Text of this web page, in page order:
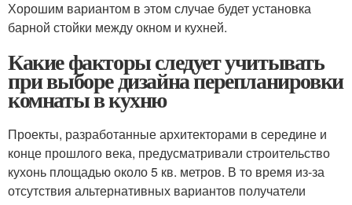
Хорошим вариантом в этом случае будет установка
барной стойки между окном и кухней.
Какие факторы следует учитывать
при выборе дизайна перепланировки
комнаты в кухню
Проекты, разработанные архитекторами в середине и
конце прошлого века, предусматривали строительство
кухонь площадью около 5 кв. метров. В то время из-за
отсутствия альтернативных вариантов получатели